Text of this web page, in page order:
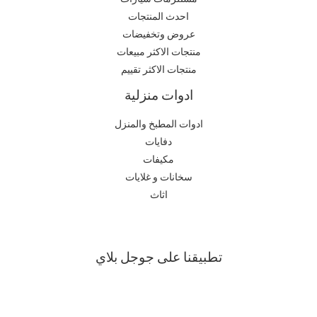
احدث المنتجات
عروض وتخفيضات
منتجات الاكثر مبيعات
منتجات الاكثر تقييم
ادوات منزلية
ادوات المطبخ والمنزل
دفايات
مكيفات
سخانات و غلايات
اثاث
تطبيقنا على جوجل بلاي